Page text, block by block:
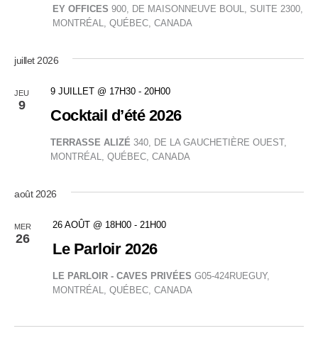
EY OFFICES 900, DE MAISONNEUVE BOUL, SUITE 2300,
MONTRÉAL, QUÉBEC, CANADA
juillet 2026
JEU
9
Cocktail d’été 2026
9 JUILLET @ 17H30 - 20H00
TERRASSE ALIZÉ 340, DE LA GAUCHETIÈRE OUEST,
MONTRÉAL, QUÉBEC, CANADA
août 2026
MER
26
Le Parloir 2026
26 AOÛT @ 18H00 - 21H00
LE PARLOIR - CAVES PRIVÉES G05-424RUEGUY,
MONTRÉAL, QUÉBEC, CANADA